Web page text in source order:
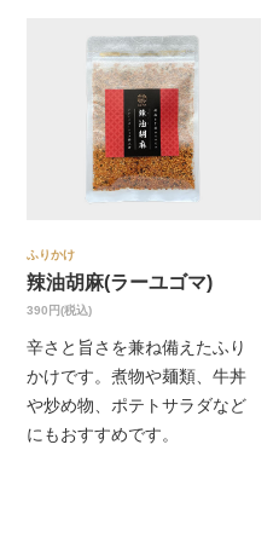
ふりかけ
辣油胡麻(ラーユゴマ)
390円(税込)
辛さと旨さを兼ね備えたふり
かけです。煮物や麺類、牛丼
や炒め物、ポテトサラダなど
にもおすすめです。